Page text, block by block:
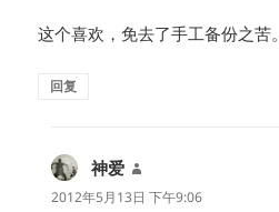
这个喜欢，免去了手工备份之苦。
回复
神爱
道：
2012年5月13日 下午9:06